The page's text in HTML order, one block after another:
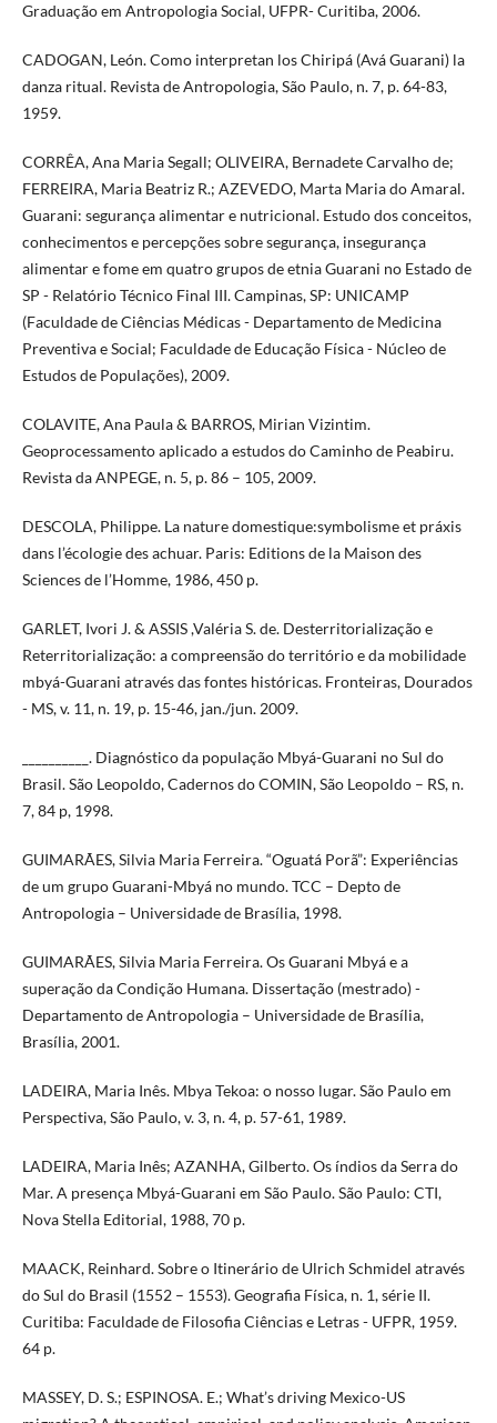
Graduação em Antropologia Social, UFPR- Curitiba, 2006.
CADOGAN, León. Como interpretan los Chiripá (Avá Guarani) la
danza ritual. Revista de Antropologia, São Paulo, n. 7, p. 64-83,
1959.
CORRÊA, Ana Maria Segall; OLIVEIRA, Bernadete Carvalho de;
FERREIRA, Maria Beatriz R.; AZEVEDO, Marta Maria do Amaral.
Guarani: segurança alimentar e nutricional. Estudo dos conceitos,
conhecimentos e percepções sobre segurança, insegurança
alimentar e fome em quatro grupos de etnia Guarani no Estado de
SP - Relatório Técnico Final III. Campinas, SP: UNICAMP
(Faculdade de Ciências Médicas - Departamento de Medicina
Preventiva e Social; Faculdade de Educação Física - Núcleo de
Estudos de Populações), 2009.
COLAVITE, Ana Paula & BARROS, Mirian Vizintim.
Geoprocessamento aplicado a estudos do Caminho de Peabiru.
Revista da ANPEGE, n. 5, p. 86 – 105, 2009.
DESCOLA, Philippe. La nature domestique:symbolisme et práxis
dans l’écologie des achuar. Paris: Editions de la Maison des
Sciences de l’Homme, 1986, 450 p.
GARLET, Ivori J. & ASSIS ,Valéria S. de. Desterritorialização e
Reterritorialização: a compreensão do território e da mobilidade
mbyá-Guarani através das fontes históricas. Fronteiras, Dourados
- MS, v. 11, n. 19, p. 15-46, jan./jun. 2009.
__________. Diagnóstico da população Mbyá-Guarani no Sul do
Brasil. São Leopoldo, Cadernos do COMIN, São Leopoldo – RS, n.
7, 84 p, 1998.
GUIMARÃES, Silvia Maria Ferreira. “Oguatá Porã”: Experiências
de um grupo Guarani-Mbyá no mundo. TCC – Depto de
Antropologia – Universidade de Brasília, 1998.
GUIMARÃES, Silvia Maria Ferreira. Os Guarani Mbyá e a
superação da Condição Humana. Dissertação (mestrado) -
Departamento de Antropologia – Universidade de Brasília,
Brasília, 2001.
LADEIRA, Maria Inês. Mbya Tekoa: o nosso lugar. São Paulo em
Perspectiva, São Paulo, v. 3, n. 4, p. 57-61, 1989.
LADEIRA, Maria Inês; AZANHA, Gilberto. Os índios da Serra do
Mar. A presença Mbyá-Guarani em São Paulo. São Paulo: CTI,
Nova Stella Editorial, 1988, 70 p.
MAACK, Reinhard. Sobre o Itinerário de Ulrich Schmidel através
do Sul do Brasil (1552 – 1553). Geografia Física, n. 1, série II.
Curitiba: Faculdade de Filosofia Ciências e Letras - UFPR, 1959.
64 p.
MASSEY, D. S.; ESPINOSA. E.; What’s driving Mexico-US